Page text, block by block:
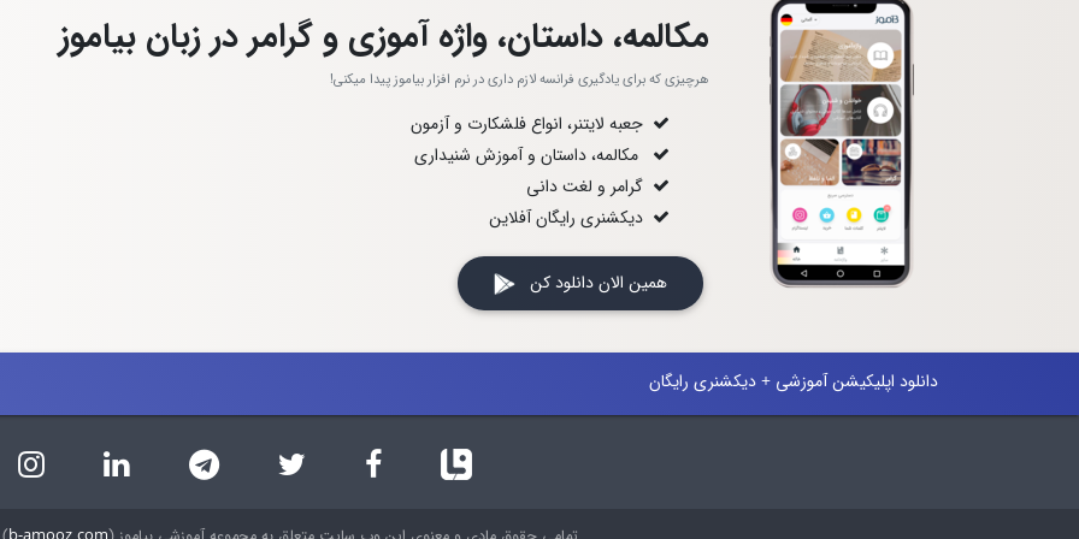
مکالمه، داستان، واژه آموزی و گرامر در زبان بیاموز
هرچیزی که برای یادگیری فرانسه لازم داری در نرم افزار بیاموز پیدا میکنی!
جعبه لایتنر، انواع فلشکارت و آزمون
مکالمه، داستان و آموزش شنیداری
گرامر و لغت دانی
دیکشنری رایگان آفلاین
همین الان دانلود کن
دانلود اپلیکیشن آموزشی + دیکشنری رایگان